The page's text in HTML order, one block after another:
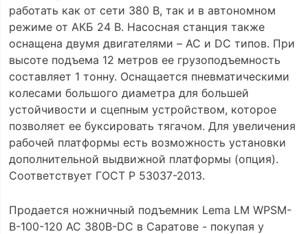
работать как от сети 380 В, так и в автономном
режиме от АКБ 24 В. Насосная станция также
оснащена двумя двигателями – AC и DC типов. При
высоте подъема 12 метров ее грузоподъемность
составляет 1 тонну. Оснащается пневматическими
колесами большого диаметра для большей
устойчивости и сцепным устройством, которое
позволяет ее буксировать тягачом. Для увеличения
рабочей платформы есть возможность установки
дополнительной выдвижной платформы (опция).
Соответствует ГОСТ Р 53037-2013.
Продается ножничный подъемник Lema LM WPSM-
B-100-120 AC 380B-DC в Саратове - покупая у